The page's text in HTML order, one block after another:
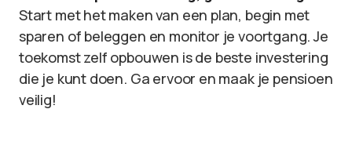
Start met het maken van een plan, begin met
sparen of beleggen en monitor je voortgang. Je
toekomst zelf opbouwen is de beste investering
die je kunt doen. Ga ervoor en maak je pensioen
veilig!